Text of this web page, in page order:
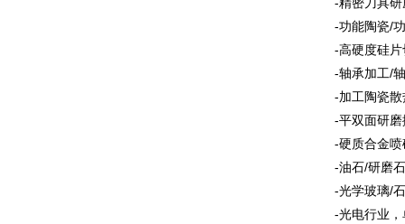
-功能陶瓷/
-高硬度硅
-轴承加工/
-加工陶瓷
-平双面研
-硬质合金
-油石/研磨
-光学玻璃/
-光电行业